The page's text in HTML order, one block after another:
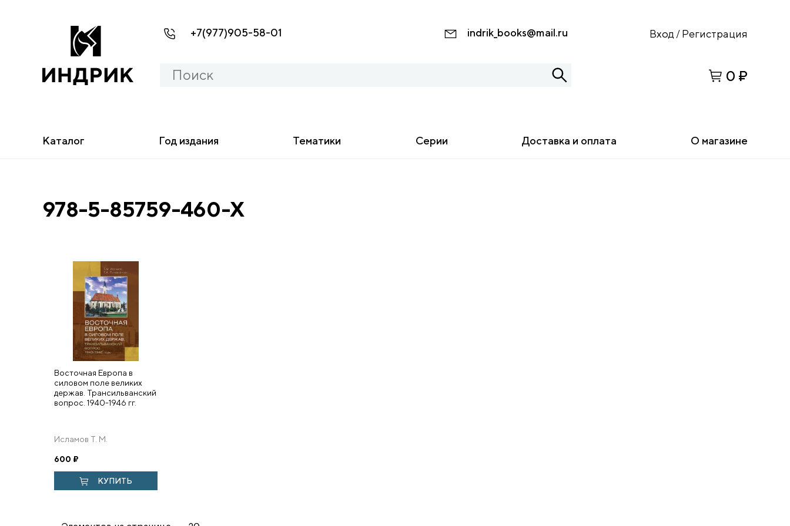
+7(977)905-58-01 indrik_books@mail.ru Вход / Регистрация
0 ₽
Каталог Год издания Тематики Серии Доставка и оплата О магазине
978-5-85759-460-Х
Восточная Европа в
силовом поле великих
держав. Трансильванский
вопрос. 1940-1946 гг.
Исламов Т. М.
600 ₽
КУПИТЬ